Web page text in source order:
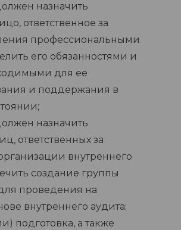
назначить
ответственное за
профессиональными
его обязанностями и
для ее
и поддержания в
назначить
ответственных за
внутреннего
создание группы
проведения на
внутреннего аудита;
подготовка, а также